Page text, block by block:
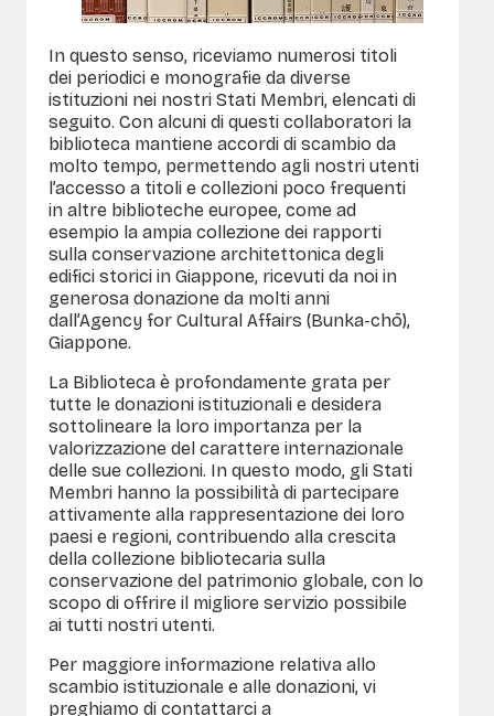
In questo senso, riceviamo numerosi titoli
dei periodici e monografie da diverse
istituzioni nei nostri Stati Membri, elencati di
seguito. Con alcuni di questi collaboratori la
biblioteca mantiene accordi di scambio da
molto tempo, permettendo agli nostri utenti
l’accesso a titoli e collezioni poco frequenti
in altre biblioteche europee, come ad
esempio la ampia collezione dei rapporti
sulla conservazione architettonica degli
edifici storici in Giappone, ricevuti da noi in
generosa donazione da molti anni
dall’Agency for Cultural Affairs (Bunka-chō),
Giappone.
La Biblioteca è profondamente grata per
tutte le donazioni istituzionali e desidera
sottolineare la loro importanza per la
valorizzazione del carattere internazionale
delle sue collezioni. In questo modo, gli Stati
Membri hanno la possibilità di partecipare
attivamente alla rappresentazione dei loro
paesi e regioni, contribuendo alla crescita
della collezione bibliotecaria sulla
conservazione del patrimonio globale, con lo
scopo di offrire il migliore servizio possibile
ai tutti nostri utenti.
Per maggiore informazione relativa allo
scambio istituzionale e alle donazioni, vi
preghiamo di contattarci a